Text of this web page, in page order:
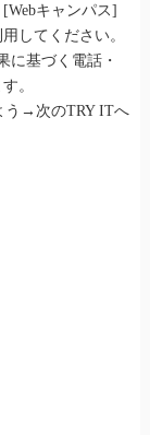
キャンパス]
してください。
に基づく電話・
。
う→次のTRY ITへ